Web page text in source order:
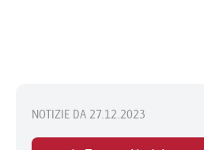
NOTIZIE DA 27.12.2023